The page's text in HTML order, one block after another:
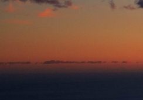
Aller